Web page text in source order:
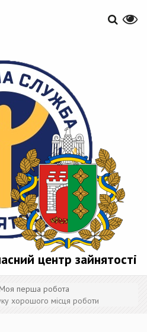
центр зайнятості
перша робота
хорошого місця роботи